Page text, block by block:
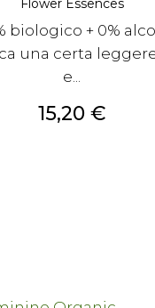
Flower Essences
biologico + 0%
una certa
e...
Prezzo
15,20 €